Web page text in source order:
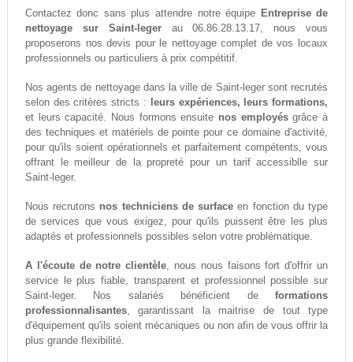
Contactez donc sans plus attendre notre équipe Entreprise de
nettoyage sur Saint-legerau 06.86.28.13.17, nous vous
proposerons nos devis pour le nettoyage complet de vos locaux
professionnels ou particuliers à prix compétitif.
Nos agents de nettoyage dans la ville de Saint-leger sont recrutés
selon des critères stricts :
leurs expériences, leurs formations,
et leurs capacité. Nous formons ensuite nos employésgrâce à
des techniques et matériels de pointe pour ce domaine d'activité,
pour qu'ils soient opérationnels et parfaitement compétents, vous
offrant le meilleur de la propreté pour un tarif accessiblle sur
Saint-leger.
Nous recrutons nos techniciens de surface en fonction du type
de services que vous exigez, pour qu'ils puissent être les plus
adaptés et professionnels possibles selon votre problématique.
A l'écoute de notre clientèle, nous nous faisons fort d'offrir un
service le plus fiable, transparent et professionnel possible sur
Saint-leger. Nos salariés bénéficient deformations
professionnalisantes, garantissant la maitrise de tout type
d'équipement qu'ils soient mécaniques ou non afin de vous offrir la
plus grande flexibilité.